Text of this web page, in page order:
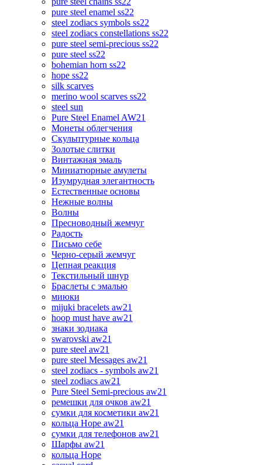
pure steel enamel ss22
steel zodiacs symbols ss22
steel zodiacs constellations ss22
pure steel semi-precious ss22
pure steel ss22
bohemian horn ss22
hope ss22
silk scarves
merino wool scarves ss22
steel sun
Pure Steel Enamel AW21
Монеты облегчения
Скульптурные кольца
Золотые слитки
Винтажная эмаль
Миниатюрные амулеты
Изумрудная элегантность
Естественные основы
Нежные волны
Волны
Пресноводный жемчуг
Радость
Письмо себе
Черно-серый жемчуг
Цепная реакция
Текстильный шнур
Браслеты с эмалью
миюки
mijuki bracelets aw21
hoop must have aw21
знаки зодиака
swarovski aw21
pure steel aw21
pure steel Messages aw21
steel zodiacs - symbols aw21
steel zodiacs aw21
Pure Steel Semi-precious aw21
ремешки для очков aw21
сумки для косметики aw21
кольца Hope aw21
сумки для телефонов aw21
Шарфы aw21
кольца Hope